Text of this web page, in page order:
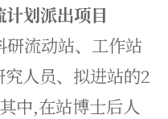
划派出项目
研流动站、工作站
人员、拟进站的2
中,在站博士后人